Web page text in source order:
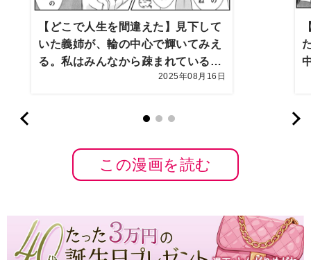
【どこで人生を間違えた】見下して
いた義姉が、輪の中心で輝いてみえ
る。私はみんなから疎まれているの
2025年08月16日
この漫画を読む